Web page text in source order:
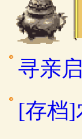
寻亲
[存档]